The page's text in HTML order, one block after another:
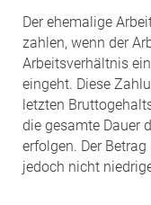
Der ehemalige
zahlen, wenn der
Arbeitsverhältnis
eingeht. Diese
letzten
die gesamte Dauer
erfolgen. Der
jedoch nicht